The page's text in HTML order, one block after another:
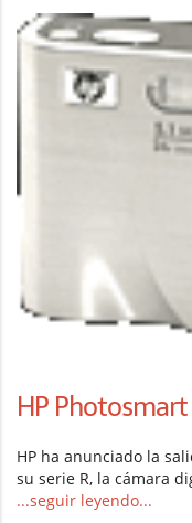
HP Photosmart
HP ha anunciado la
su serie R, la cámara
...seguir leyendo...